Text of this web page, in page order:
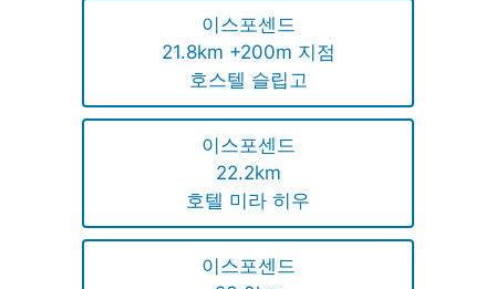
이스포센드
21.8km +200m 지점
호스텔 슬립고
이스포센드
22.2km
호텔 미라 히우
이스포센드